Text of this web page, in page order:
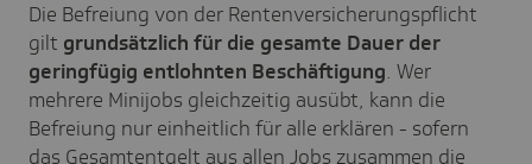
Die Befreiung von der Rentenversicherungspflicht
gilt grundsätzlich für die gesamte Dauer der
geringfügig entlohnten Beschäftigung. Wer
mehrere Minijobs gleichzeitig ausübt, kann die
Befreiung nur einheitlich für alle erklären - sofern
das Gesamtentgelt aus allen Jobs zusammen die